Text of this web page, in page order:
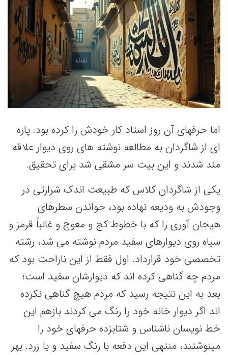
اما حرفهای آن روز استاد کار خودش را کرده بود. پاره
ای از شاگردان به مطالعه نوشته های روی دیوار علاقه
مند شدند و این بیت سر مشقی شد برای تحقیق.
یکی از شاگردان کلاس که طبیعت اندک شرارتی در
وجودش به ودیعه نهاده بود، خواندن سطرهای
هیجان آوری را که با خطوط کج و معوج و غالباً قرمز و
سیاه روی دیوارهای سفید مردم نوشته می شد، رشته
تخصصی خود قرارداد. اول فقط از این ناراحت بود که
مردم چه گناهی کرده اند که دیوارشان سفید است؛
بعد به این نتیجه رسید که مردم هیچ گناهی نکرده
اند اگر دیوار خانه خود را رنگ می کردند بازهم این
خط نویسان ناشناس و شتابزده حرفهای خود را
مینوشتند، منتهی این دفعه با رنگ سفید و یا زرد. بهر